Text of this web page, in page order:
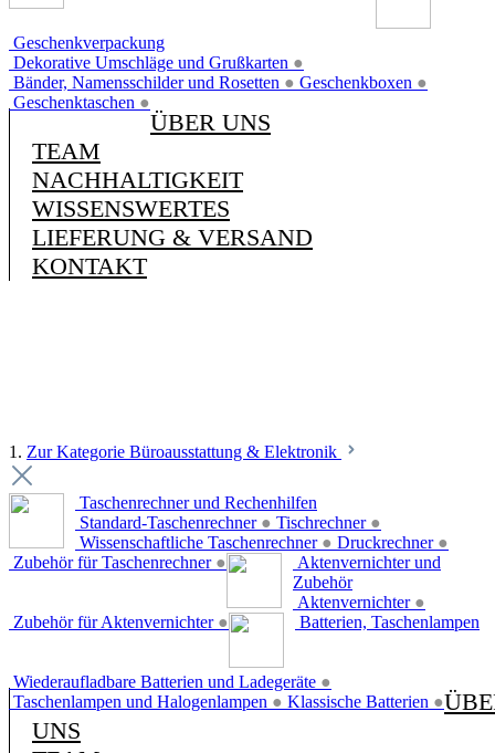
Geschenkverpackung
Dekorative Umschläge und Grußkarten ●
Bänder, Namensschilder und Rosetten ● Geschenkboxen ●
Geschenktaschen ●
ÜBER UNS
TEAM
NACHHALTIGKEIT
WISSENSWERTES
LIEFERUNG & VERSAND
KONTAKT
1. Zur Kategorie Büroausstattung & Elektronik
Taschenrechner und Rechenhilfen
Standard-Taschenrechner ● Tischrechner ●
Wissenschaftliche Taschenrechner ● Druckrechner ●
Zubehör für Taschenrechner ●
Aktenvernichter und
Zubehör
Aktenvernichter ●
Zubehör für Aktenvernichter ● Batterien, Taschenlampen
Wiederaufladbare Batterien und Ladegeräte ●
Taschenlampen und Halogenlampen ● Klassische Batterien ●
UNS